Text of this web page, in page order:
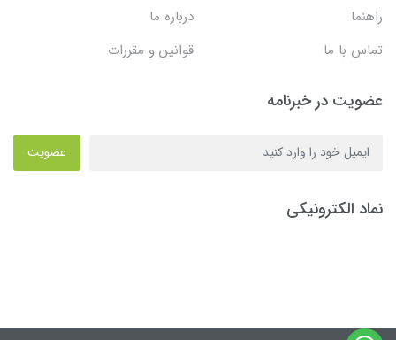
راهنما
درباره ما
تماس با ما
قوانین و مقررات
عضویت در خبرنامه
عضویت
نماد الکترونیکی